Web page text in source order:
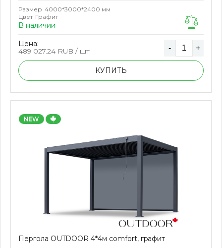
Размер 4000*3000*2400 мм
Цвет Графит
В наличии
Цена:
489 027.24 RUB / шт - +
КУПИТЬ
Пергола OUTDOOR 4*4м comfort, графит